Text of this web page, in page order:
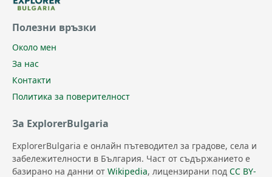
Полезни връзки
Около мен
За нас
Контакти
Политика за поверителност
За ExplorerBulgaria
ExplorerBulgaria е онлайн пътеводител за градове, села и
забележителности в България. Част от съдържанието е
базирано на данни от Wikipedia, лицензирани под CC BY-